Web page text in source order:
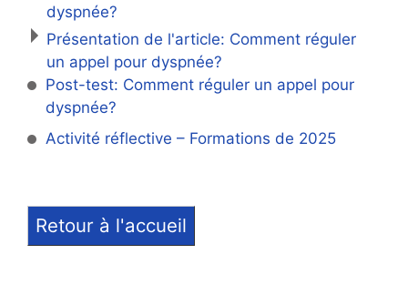
dyspnée?
Présentation de l'article: Comment réguler
un appel pour dyspnée?
Post-test: Comment réguler un appel pour
dyspnée?
Activité réflective – Formations de 2025
Retour à l'accueil